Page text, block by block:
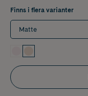
Finns i flera varianter
Matte